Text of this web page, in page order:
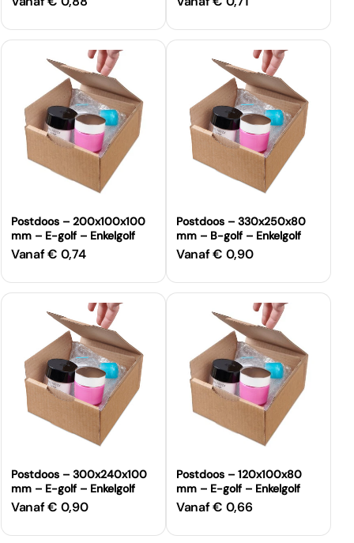
Postdoos – 200x100x100
mm – E-golf – Enkelgolf
Normale
Vanaf € 0,74
Postdoos – 330x250x80
mm – B-golf – Enkelgolf
Normale
Vanaf € 0,90
Postdoos – 300x240x100
mm – E-golf – Enkelgolf
Normale
Vanaf € 0,90
Postdoos – 120x100x80
mm – E-golf – Enkelgolf
Normale
Vanaf € 0,66